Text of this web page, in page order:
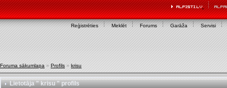
Reģistrēties Meklēt Forums Garāža Servisi
Foruma sākumlapa » Profils » krisu
Lietotāja " krisu " profils